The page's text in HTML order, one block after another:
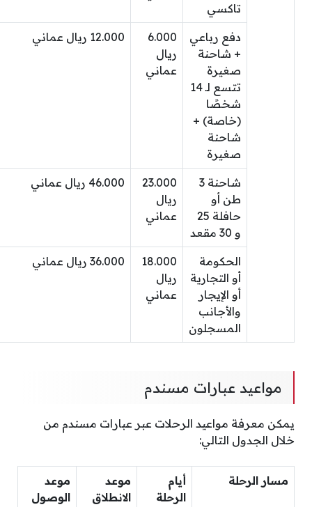
تاكسي
دفع رباعي
+ شاحنة
صغيرة
تتسع لـ 14
شخصًا
(خاصة) +
شاحنة
صغيرة
6.000
ريال
عماني
12.000 ريال عماني
شاحنة 3
طن أو
حافلة 25
و 30 مقعد
23.000
ريال
عماني
46.000 ريال عماني
الحكومة
أو التجارية
أو الإيجار
والأجانب
المسجلون
18.000
ريال
عماني
36.000 ريال عماني
مواعيد عبارات مسندم
يمكن معرفة مواعيد الرحلات عبر عبارات مسندم من
خلال الجدول التالي:
مسار الرحلة
أيام
الرحلة
موعد
الانطلاق
موعد
الوصول